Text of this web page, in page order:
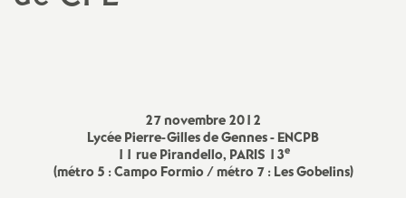
i
27 novembre 2012
Lycée Pierre-Gilles de Gennes - ENCPB
11 rue Pirandello, PARIS 13e
(métro 5 : Campo Formio / métro 7 : Les Gobelins)